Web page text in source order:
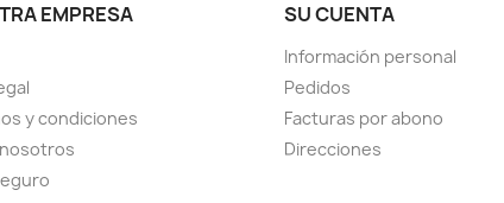
EMPRESA
y condiciones
SU CUENTA
Información personal
Pedidos
Facturas por abono
Direcciones